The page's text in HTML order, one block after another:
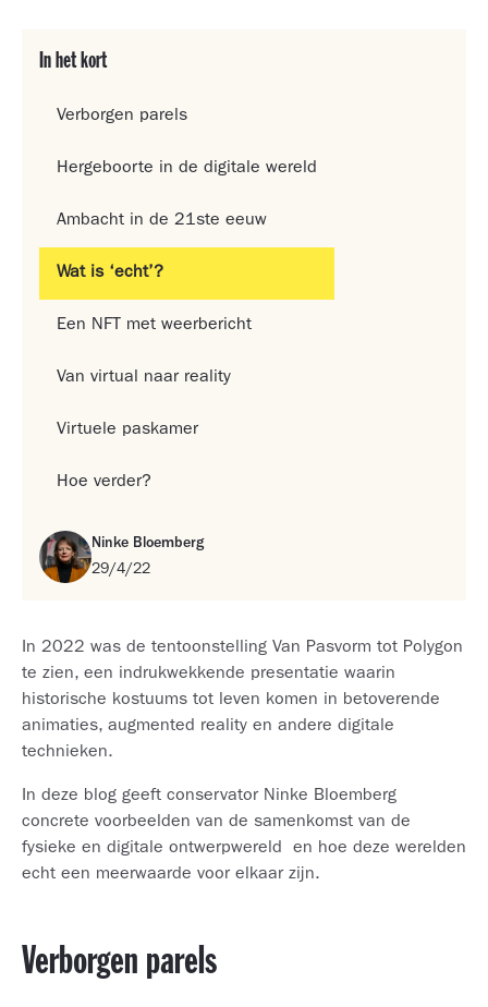
In het kort
Verborgen parels
Hergeboorte in de digitale wereld
Ambacht in de 21ste eeuw
Wat is ‘echt’?
Een NFT met weerbericht
Van virtual naar reality
Virtuele paskamer
Hoe verder?
Ninke Bloemberg
29/4/22
In 2022 was de tentoonstelling Van Pasvorm tot Polygon
te zien, een indrukwekkende presentatie waarin
historische kostuums tot leven komen in betoverende
animaties, augmented reality en andere digitale
technieken.
In deze blog geeft conservator Ninke Bloemberg
concrete voorbeelden van de samenkomst van de
fysieke en digitale ontwerpwereld en hoe deze werelden
echt een meerwaarde voor elkaar zijn.
Verborgen parels